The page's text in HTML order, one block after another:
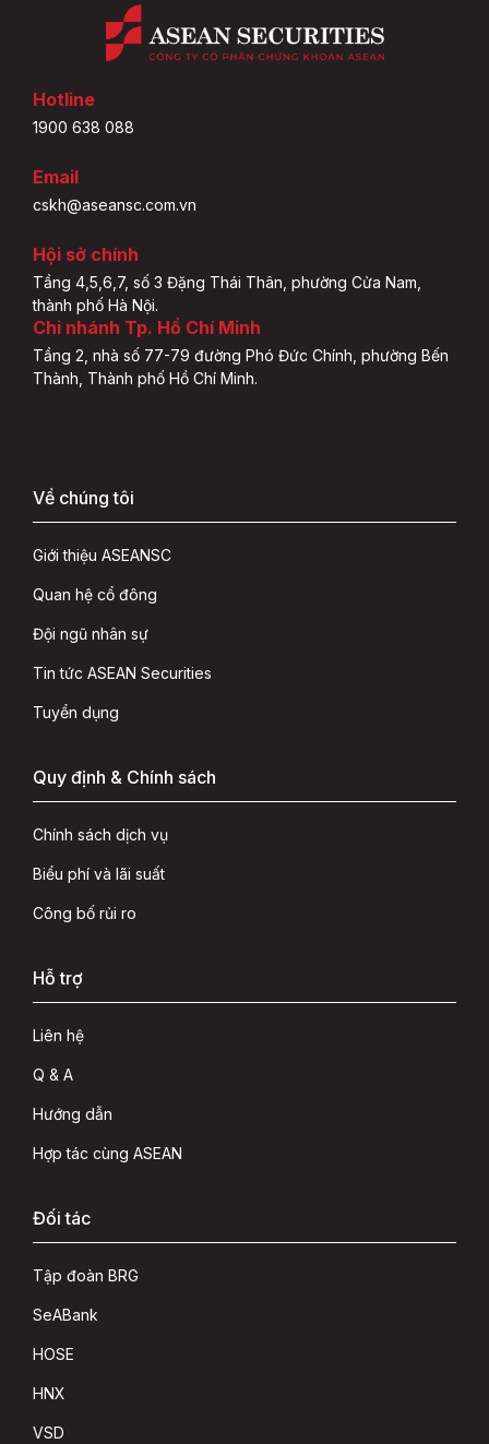
Hotline
1900 638 088
Email
cskh@aseansc.com.vn
Hội sở chính
Tầng 4,5,6,7, số 3 Đặng Thái Thân, phường Cửa Nam,
thành phố Hà Nội.
Chi nhánh Tp. Hồ Chí Minh
Tầng 2, nhà số 77-79 đường Phó Đức Chính, phường Bến
Thành, Thành phố Hồ Chí Minh.
Về chúng tôi
Giới thiệu ASEANSC
Quan hệ cổ đông
Đội ngũ nhân sự
Tin tức ASEAN Securities
Tuyển dụng
Quy định & Chính sách
Chính sách dịch vụ
Biểu phí và lãi suất
Công bố rủi ro
Hỗ trợ
Liên hệ
Q & A
Hướng dẫn
Hợp tác cùng ASEAN
Đối tác
Tập đoàn BRG
SeABank
HOSE
HNX
VSD